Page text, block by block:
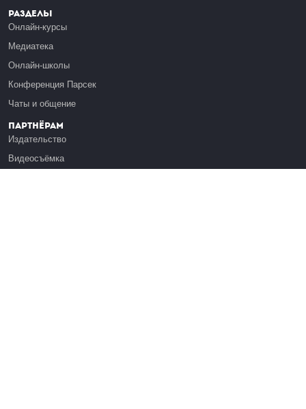
Разделы
Онлайн-курсы
Медиатека
Онлайн-школы
Конференция Парсек
Чаты и общение
Партнёрам
Издательство
Видеосъёмка